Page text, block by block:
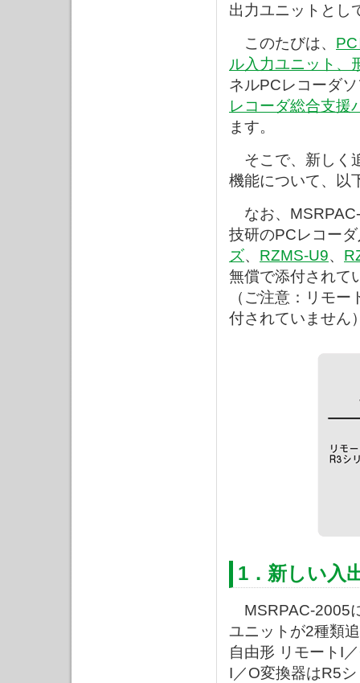
出力ユニットとし
このたびは、
ル入力ユニット、
ネルPCレコーダ
レコーダ総合支援
ます。
そこで、新しく
機能について、以
なお、
技研のPCレコー
ズ、 RZMS-U9、
無償で添付され
（ご注意：リモ
付されていません
1．新しい入
MSRPAC-2005
ユニットが2種類
自由形 リモートI
I／O変換器はR5